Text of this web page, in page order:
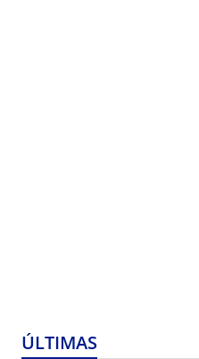
ÚLTIMAS